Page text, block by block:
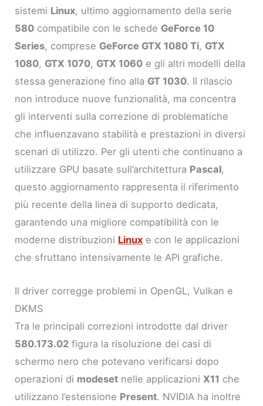
sistemi Linux, ultimo aggiornamento della serie
580 compatibile con le schede GeForce 10
Series, comprese GeForce GTX 1080 Ti, GTX
1080, GTX 1070, GTX 1060 e gli altri modelli della
stessa generazione fino alla GT 1030. Il rilascio
non introduce nuove funzionalità, ma concentra
gli interventi sulla correzione di problematiche
che influenzavano stabilità e prestazioni in diversi
scenari di utilizzo. Per gli utenti che continuano a
utilizzare GPU basate sull’architettura Pascal,
questo aggiornamento rappresenta il riferimento
più recente della linea di supporto dedicata,
garantendo una migliore compatibilità con le
moderne distribuzioni Linux e con le applicazioni
che sfruttano intensivamente le API grafiche.
Il driver corregge problemi in OpenGL, Vulkan e
DKMS
Tra le principali correzioni introdotte dal driver
580.173.02 figura la risoluzione dei casi di
schermo nero che potevano verificarsi dopo
operazioni di modeset nelle applicazioni X11 che
utilizzano l’estensione Present. NVIDIA ha inoltre